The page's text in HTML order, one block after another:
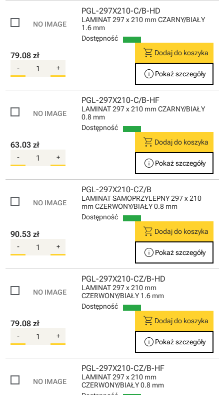
PGL-297X210-C/B-HD
LAMINAT 297 x 210 mm CZARNY/BIAŁY
1.6 mm
Dostępność
79.08 zł
- +
shopping_cart Dodaj do koszyka
info Pokaż szczegóły
PGL-297X210-C/B-HF
LAMINAT 297 x 210 mm CZARNY/BIAŁY
0.8 mm
Dostępność
63.03 zł
- +
shopping_cart Dodaj do koszyka
info Pokaż szczegóły
PGL-297X210-CZ/B
LAMINAT SAMOPRZYLEPNY 297 x 210
mm CZERWONY/BIAŁY 0.8 mm
Dostępność
90.53 zł
- +
shopping_cart Dodaj do koszyka
info Pokaż szczegóły
PGL-297X210-CZ/B-HD
LAMINAT 297 x 210 mm
CZERWONY/BIAŁY 1.6 mm
Dostępność
79.08 zł
- +
shopping_cart Dodaj do koszyka
info Pokaż szczegóły
PGL-297X210-CZ/B-HF
LAMINAT 297 x 210 mm
CZERWONY/BIAŁY 0.8 mm